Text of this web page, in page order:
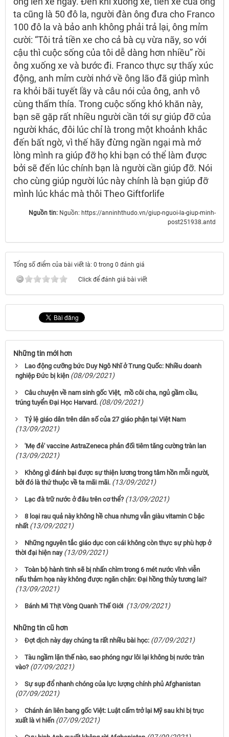
ta cũng là 50 đô la, người đàn ông đưa cho Franco
100 đô la và bảo anh không phải trả lại, ông mỉm
cười: “Tôi trả tiền xe cho cả bà cụ vừa nãy, so với
cậu thì cuộc sống của tôi dễ dàng hơn nhiều” rồi
ông xuống xe và bước đi. Franco thực sự thấy xúc
động, anh mỉm cười nhớ về ông lão đã giúp mình
ra khỏi bãi tuyết lầy và câu nói của ông, anh vô
cùng thấm thía. Trong cuộc sống khó khăn này,
bạn sẽ gặp rất nhiều người cần tới sự giúp đỡ của
người khác, đôi lúc chỉ là trong một khoảnh khắc
đến bất ngờ, vì thế hãy đừng ngần ngại mà mở
lòng mình ra giúp đỡ họ khi bạn có thể làm được
bởi sẽ đến lúc chính bạn là người cần giúp đỡ. Nói
cho cùng giúp người lúc này chính là bạn giúp đỡ
mình lúc khác mà thôi Theo Giftforlife
Nguồn tin: Nguồn: https://anninhthudo.vn/giup-nguoi-la-giup-minh-
post251938.antd
Tổng số điểm của bài viết là: 0 trong 0 đánh giá
Click để đánh giá bài viết
Những tin mới hơn
Lao động cưỡng bức Duy Ngô Nhĩ ở Trung Quốc: Nhiều doanh
nghiệp Đức bị kiện (08/09/2021)
Câu chuyện về nam ѕinh gốc Việt, mồ côi cha, ngủ gầm cầu,
trúng tuyển Đại Học Harvard. (08/09/2021)
Tỷ lệ giáo dân trên dân số của 27 giáo phận tại Việt Nam
(13/09/2021)
'Mẹ đẻ' vaccine AstraZeneca phản đối tiêm tăng cường tràn lan
(13/09/2021)
Không gì đánh bại được sự thiện lương trong tâm hồn mỗi người,
bởi đó là thứ thuộc về ta mãi mãi. (13/09/2021)
Lạc đà trữ nước ở đâu trên cơ thể? (13/09/2021)
8 loại rau quả này không hề chua nhưng vẫn giàu vitamin C bậc
nhất (13/09/2021)
Những nguyên tắc giáo dục con cái không còn thực sự phù hợp ở
thời đại hiện nay (13/09/2021)
Toàn bộ hành tinh sẽ bị nhấn chìm trong 6 mét nước vĩnh viễn
nếu thảm họa này không được ngăn chặn: Đại hồng thủy tương lai?
(13/09/2021)
Bánh Mì Thịt Vòng Quanh Thế Giới (13/09/2021)
Những tin cũ hơn
Đợt dịch này dạy chúng ta rất nhiều bài học: (07/09/2021)
Tàu ngầm lặn thế nào, sao phóng ngư lôi lại không bị nước tràn
vào? (07/09/2021)
Sự sụp đổ nhanh chóng của lực lượng chính phủ Afghanistan
(07/09/2021)
Chánh án liên bang gốc Việt: Luật cấm trở lại Mỹ sau khi bị trục
xuất là vi hiến (07/09/2021)